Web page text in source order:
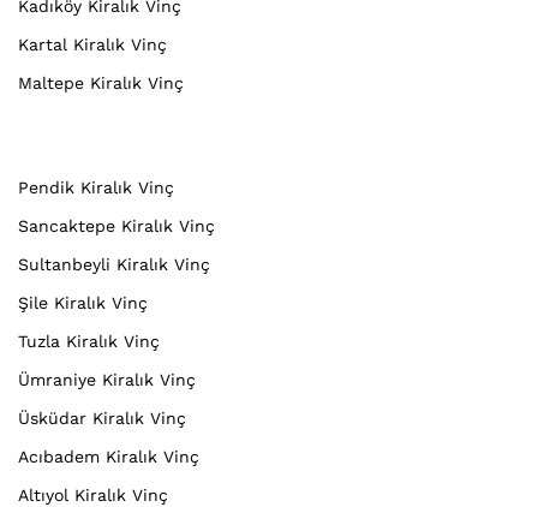
Kadıköy Kiralık Vinç
Kartal Kiralık Vinç
Maltepe Kiralık Vinç
Pendik Kiralık Vinç
Sancaktepe Kiralık Vinç
Sultanbeyli Kiralık Vinç
Şile Kiralık Vinç
Tuzla Kiralık Vinç
Ümraniye Kiralık Vinç
Üsküdar Kiralık Vinç
Acıbadem Kiralık Vinç
Altıyol Kiralık Vinç